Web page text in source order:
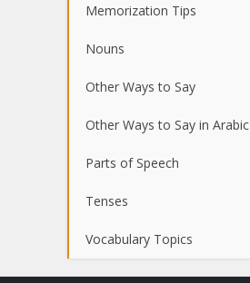
Memorization Tips
Nouns
Other Ways to Say
Other Ways to Say in Arabic
Parts of Speech
Tenses
Vocabulary Topics